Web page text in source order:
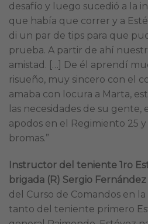
desafío y luego sucedió a la
que había que correr y a
di un par de tips para que
prueba. A partir de ahí
amistad. […] De él aprendí
risueño, muy sincero con el
amaba con locura a Marta,
las necesidades de su
apodos en el Regimiento 25
bromas.”
Instructor del teniente 1ro
brigada (R) Sergio Fernández
del Curso de Comandos en
tanto del teniente primero